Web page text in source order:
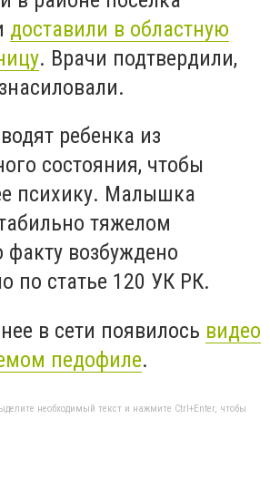
доставили в областную
. Врачи подтвердили,
ребенка из
состояния, чтобы
психику. Малышка
тяжелом
факту возбуждено
по статье 120 УК РК.
в сети появилось видео
педофиле.
необходимый текст и нажмите Ctrl+Enter, чтобы